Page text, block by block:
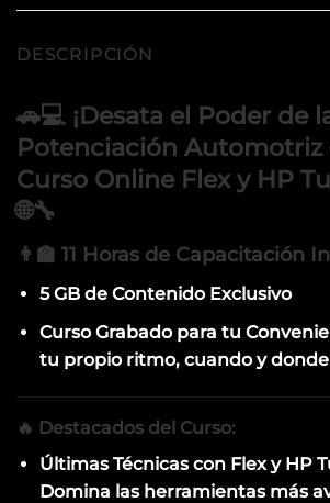
DESCRIPCIÓN
🚗💻 ¡Desata el Poder de
Potenciación Automotriz
Curso Online Flex y HP
🌐🔧
👨‍🏫 11 Horas de Capacitación
5 GB de Contenido Exclusivo
Curso Grabado para tu
tu propio ritmo, cuando y
🔥 Destacados del Curso:
Últimas Técnicas con Flex y HP
Domina las herramientas más